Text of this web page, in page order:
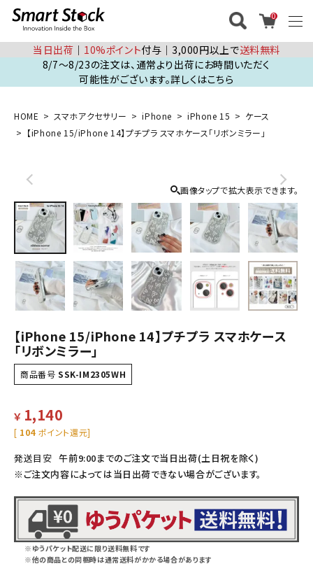
0
当日出荷 │ 10%ポイント付与│3,000円以上で送料無料
8/7～8/23の注文は、通常より出荷にお時間いただく
可能性がございます。詳しくはこちら
HOME スマホアクセサリー iPhone iPhone 15
ケース
【iPhone 15/iPhone 14】プチプラ スマホケース「リボンミラー」
画像タップで拡大表示できます。
【iPhone 15/iPhone 14】プチプラ スマホケース
「リボンミラー」
商品番号 SSK-IM2305WH
￥ 1,140
[ 104 ポイント還元]
発送目安 午前9:00までのご注文で当日出荷(土日祝を除く)
※ご注文内容によっては当日出荷できない場合がございます。
※ゆうパケット配送に限り送料無料です
※他の商品との同梱時は通常送料がかかる場合があります